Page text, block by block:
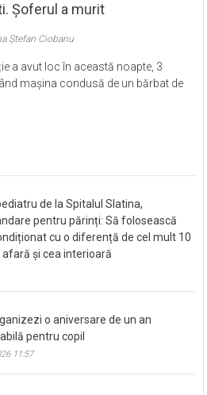
Șoferul a murit
Ștefan Ciobanu
a avut loc în această noapte, 3
mașina condusă de un bărbat de
de la Spitalul Slatina,
pentru părinți: Să folosească
cu o diferență de cel mult 10
și cea interioară
o aniversare de un an
pentru copil
11:57